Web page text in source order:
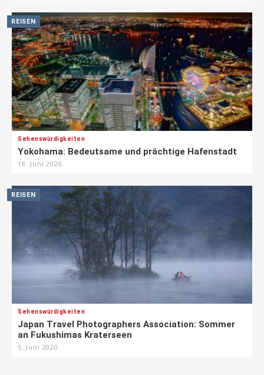
REISEN
Sehenswürdigkeiten
Yokohama: Bedeutsame und prächtige Hafenstadt
18. Juni 2020
REISEN
Sehenswürdigkeiten
Japan Travel Photographers Association: Sommer
an Fukushimas Kraterseen
5. Juni 2020